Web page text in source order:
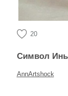
20
Символ Инь-
AnnArtshock